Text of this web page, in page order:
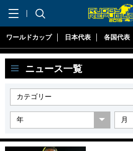
ワールドカップ 日本代表 各国代表
ニュース一覧